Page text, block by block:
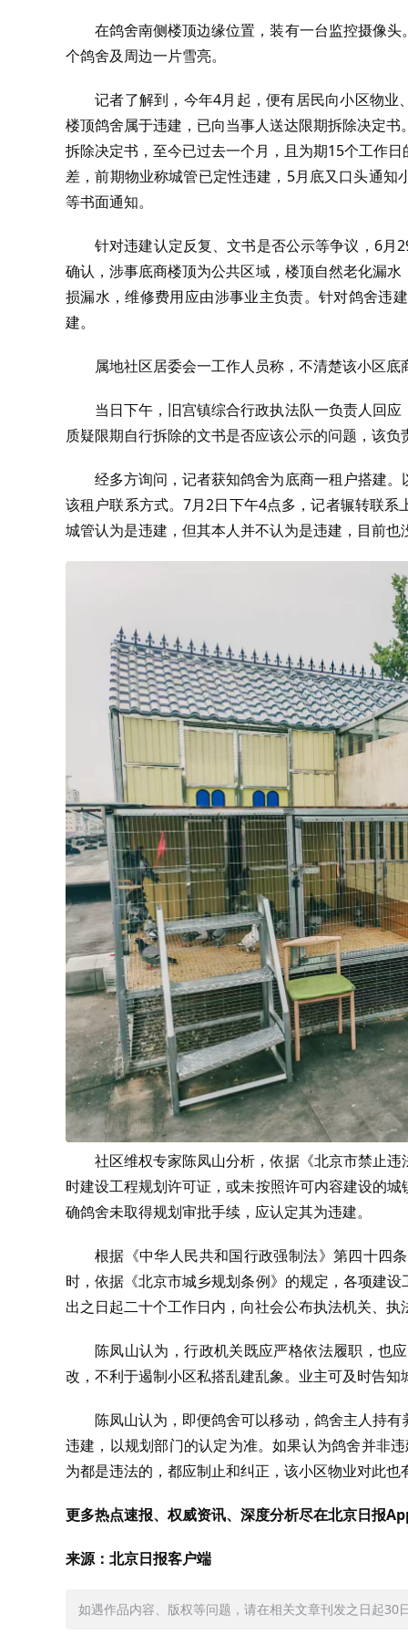
在鸽舍南侧楼顶边缘位置，装有一台监控摄像
个鸽舍及周边一片雪亮。
记者了解到，今年4月起，便有居民向小区物
楼顶鸽舍属于违建，已向当事人送达限期拆除决定
拆除决定书，至今已过去一个月，且为期15个工作
差，前期物业称城管已定性违建，5月底又口头通
等书面通知。
针对违建认定反复、文书是否公示等争议，6月
确认，涉事底商楼顶为公共区域，楼顶自然老化漏
损漏水，维修费用应由涉事业主负责。针对鸽舍违
建。
属地社区居委会一工作人员称，不清楚该小区
当日下午，旧宫镇综合行政执法队一负责人回
质疑限期自行拆除的文书是否应该公示的问题，该
经多方询问，记者获知鸽舍为底商一租户搭建
该租户联系方式。7月2日下午4点多，记者辗转联
城管认为是违建，但其本人并不认为是违建，目前也
社区维权专家陈凤山分析，依据《北京市禁止
时建设工程规划许可证，或未按照许可内容建设的
确鸽舍未取得规划审批手续，应认定其为违建。
根据《中华人民共和国行政强制法》第四十四
时，依据《北京市城乡规划条例》的规定，各项建
出之日起二十个工作日内，向社会公布执法机关、
陈凤山认为，行政机关既应严格依法履职，也
改，不利于遏制小区私搭乱建乱象。业主可及时告
陈凤山认为，即便鸽舍可以移动，鸽舍主人持
违建，以规划部门的认定为准。如果认为鸽舍并非
为都是违法的，都应制止和纠正，该小区物业对此也
更多热点速报、权威资讯、深度分析尽在北京日报
来源：北京日报客户端
如遇作品内容、版权等问题，请在相关文章刊发之日起